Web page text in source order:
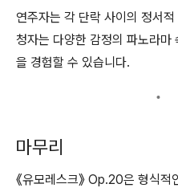
연주자는 각 단락 사이의 정서
청자는 다양한 감정의 파노라마
을 경험할 수 있습니다.
마무리
《유모레스크》 Op.20은 형식